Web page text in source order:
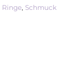
Ringe, Schmuck